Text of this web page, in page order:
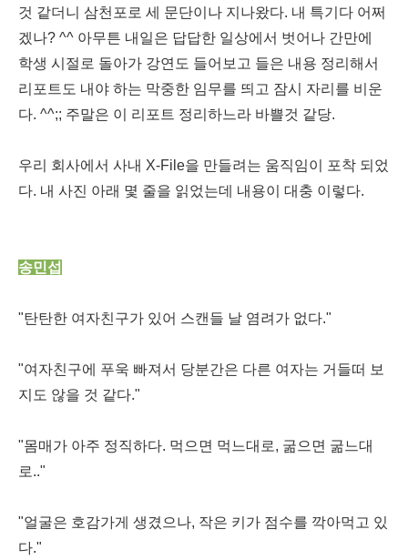
것 같더니 삼천포로 세 문단이나 지나왔다. 내 특기다 어쩌
겠나? ^^ 아무튼 내일은 답답한 일상에서 벗어나 간만에
학생 시절로 돌아가 강연도 들어보고 들은 내용 정리해서
리포트도 내야 하는 막중한 임무를 띄고 잠시 자리를 비운
다. ^^;; 주말은 이 리포트 정리하느라 바쁠것 같당.
우리 회사에서 사내 X-File을 만들려는 움직임이 포착 되었
다. 내 사진 아래 몇 줄을 읽었는데 내용이 대충 이렇다.
송민섭
"탄탄한 여자친구가 있어 스캔들 날 염려가 없다."
"여자친구에 푸욱 빠져서 당분간은 다른 여자는 거들떠 보
지도 않을 것 같다."
"몸매가 아주 정직하다. 먹으면 먹느대로, 굶으면 굶느대
로.."
"얼굴은 호감가게 생겼으나, 작은 키가 점수를 깍아먹고 있
다."